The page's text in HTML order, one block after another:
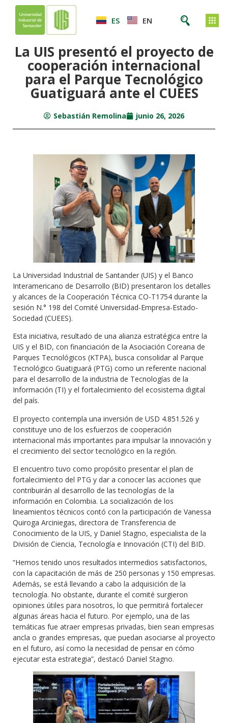
ES EN
La UIS presentó el proyecto de
cooperación internacional
para el Parque Tecnológico
Guatiguará ante el CUEES
Sebastián Remolina junio 26, 2026
La Universidad Industrial de Santander (UIS) y el Banco
Interamericano de Desarrollo (BID) presentaron los detalles
y alcances de la Cooperación Técnica CO-T1754 durante la
sesión N.° 198 del Comité Universidad-Empresa-Estado-
Sociedad (CUEES).
Esta iniciativa, resultado de una alianza estratégica entre la
UIS y el BID, con financiación de la Asociación Coreana de
Parques Tecnológicos (KTPA), busca consolidar al Parque
Tecnológico Guatiguará (PTG) como un referente nacional
para el desarrollo de la industria de Tecnologías de la
Información (TI) y el fortalecimiento del ecosistema digital
del país.
El proyecto contempla una inversión de USD 4.851.526 y
constituye uno de los esfuerzos de cooperación
internacional más importantes para impulsar la innovación y
el crecimiento del sector tecnológico en la región.
El encuentro tuvo como propósito presentar el plan de
fortalecimiento del PTG y dar a conocer las acciones que
contribuirán al desarrollo de las tecnologías de la
información en Colombia. La socialización de los
lineamientos técnicos contó con la participación de Vanessa
Quiroga Arciniegas, directora de Transferencia de
Conocimiento de la UIS, y Daniel Stagno, especialista de la
División de Ciencia, Tecnología e Innovación (CTI) del BID.
“Hemos tenido unos resultados intermedios satisfactorios,
con la capacitación de más de 250 personas y 150 empresas.
Además, se está llevando a cabo la adquisición de la
tecnología. No obstante, durante el comité surgieron
opiniones útiles para nosotros, lo que permitirá fortalecer
algunas áreas hacia el futuro. Por ejemplo, una de las
temáticas fue atraer empresas privadas, bien sean empresas
ancla o grandes empresas, que puedan asociarse al proyecto
en el futuro, así como la necesidad de pensar en cómo
ejecutar esta estrategia”, destacó Daniel Stagno.